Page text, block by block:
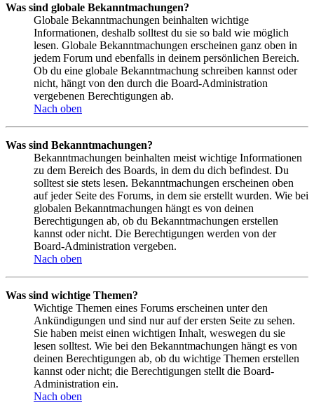
Was sind globale Bekanntmachungen?
Globale Bekanntmachungen beinhalten wichtige
Informationen, deshalb solltest du sie so bald wie möglich
lesen. Globale Bekanntmachungen erscheinen ganz oben in
jedem Forum und ebenfalls in deinem persönlichen Bereich.
Ob du eine globale Bekanntmachung schreiben kannst oder
nicht, hängt von den durch die Board-Administration
vergebenen Berechtigungen ab.
Nach oben
Was sind Bekanntmachungen?
Bekanntmachungen beinhalten meist wichtige Informationen
zu dem Bereich des Boards, in dem du dich befindest. Du
solltest sie stets lesen. Bekanntmachungen erscheinen oben
auf jeder Seite des Forums, in dem sie erstellt wurden. Wie bei
globalen Bekanntmachungen hängt es von deinen
Berechtigungen ab, ob du Bekanntmachungen erstellen
kannst oder nicht. Die Berechtigungen werden von der
Board-Administration vergeben.
Nach oben
Was sind wichtige Themen?
Wichtige Themen eines Forums erscheinen unter den
Ankündigungen und sind nur auf der ersten Seite zu sehen.
Sie haben meist einen wichtigen Inhalt, weswegen du sie
lesen solltest. Wie bei den Bekanntmachungen hängt es von
deinen Berechtigungen ab, ob du wichtige Themen erstellen
kannst oder nicht; die Berechtigungen stellt die Board-
Administration ein.
Nach oben